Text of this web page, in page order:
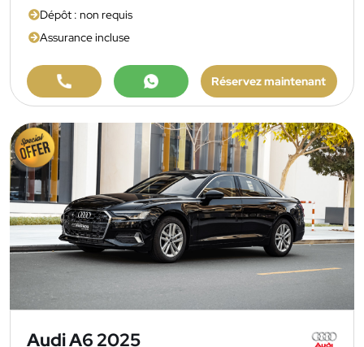
Dépôt : non requis
Assurance incluse
Réservez maintenant
Audi A6 2025